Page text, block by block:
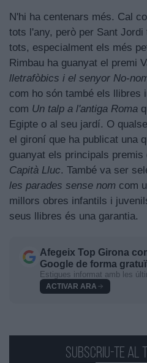
Subscriu-te al
N'hi ha centenars més. Cal
tots l'any, però per Sant
tots, especialment els més
Rimbau ha guanyat el premi
lletrafòbics i el senyor No-
com ho són també els llibres
com Un talp a l'antiga Roma
Egipte o al seu jardí. O
el gironí que ha publicat una
guanyat els principals
Capità Lluc. També va ser
les parades sense nom com
millors obres infantils i
seus llibres és una garantia.
Afegeix Top Girona
Google de forma
Estigues informat amb les
ACTIVAR ARA